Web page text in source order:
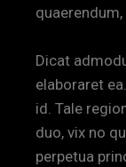
Dicat
elaboraret
id. Tale
duo, vix no
perpetua